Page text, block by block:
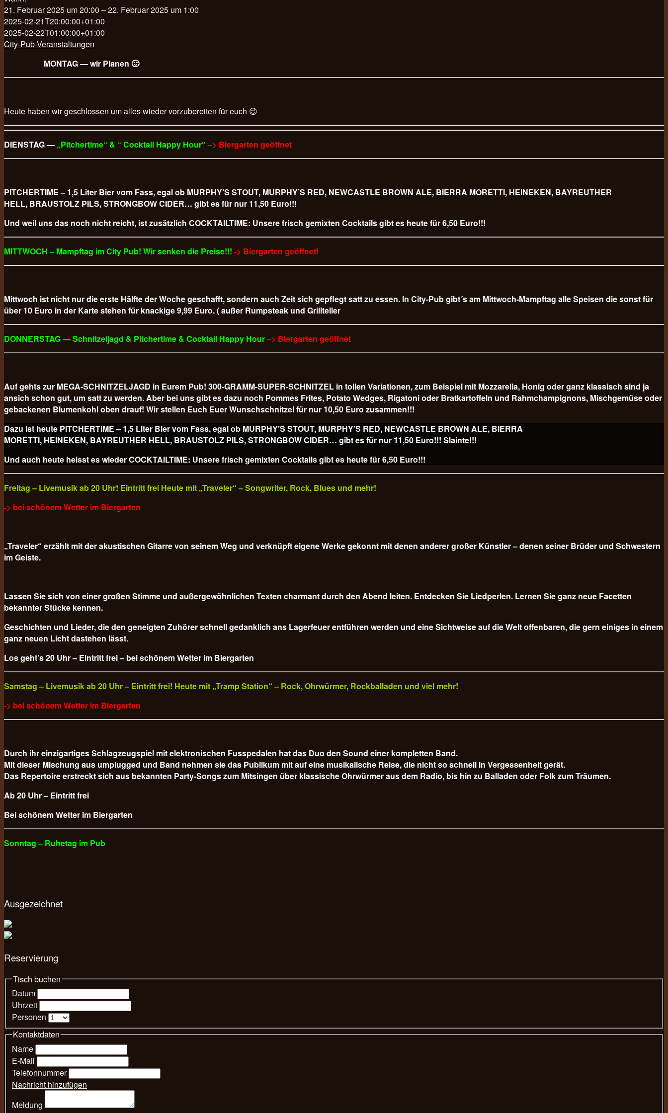
21. Februar 2025 um 20:00 – 22. Februar 2025 um 1:00
2025-02-21T20:00:00+01:00
2025-02-22T01:00:00+01:00
City-Pub-Veranstaltungen
MONTAG — wir Planen 🙂
Heute haben wir geschlossen um alles wieder vorzubereiten für euch 😉
DIENSTAG — „Pitchertime“ & “ Cocktail Happy Hour“–> Biergarten geöffnet
PITCHERTIME – 1,5 Liter Bier vom Fass, egal ob MURPHY’S STOUT, MURPHY’S RED, NEWCASTLE BROWN ALE, BIERRA MORETTI, HEINEKEN, BAYREUTHER
HELL, BRAUSTOLZ PILS, STRONGBOW CIDER… gibt es für nur 11,50 Euro!!!
Und weil uns das noch nicht reicht, ist zusätzlich COCKTAILTIME: Unsere frisch gemixten Cocktails gibt es heute für 6,50 Euro!!!
MITTWOCH – Mampftag im City Pub! Wir senken die Preise!!! -> Biergarten geöffnet!
Mittwoch ist nicht nur die erste Hälfte der Woche geschafft, sondern auch Zeit sich gepflegt satt zu essen. In City-Pub gibt´s am Mittwoch-Mampftag alle Speisen die sonst für
über 10 Euro in der Karte stehen für knackige 9,99 Euro. ( außer Rumpsteak und Grillteller
DONNERSTAG — Schnitzeljagd & Pitchertime & Cocktail Happy Hour–> Biergarten geöffnet
Auf gehts zur MEGA-SCHNITZELJAGD in Eurem Pub! 300-GRAMM-SUPER-SCHNITZEL in tollen Variationen, zum Beispiel mit Mozzarella, Honig oder ganz klassisch sind ja
ansich schon gut, um satt zu werden. Aber bei uns gibt es dazu noch Pommes Frites, Potato Wedges, Rigatoni oder Bratkartoffeln und Rahmchampignons, Mischgemüse oder
gebackenen Blumenkohl oben drauf! Wir stellen Euch Euer Wunschschnitzel für nur 10,50 Euro zusammen!!!
Dazu ist heute PITCHERTIME – 1,5 Liter Bier vom Fass, egal ob MURPHY’S STOUT, MURPHY’S RED, NEWCASTLE BROWN ALE, BIERRA
MORETTI, HEINEKEN, BAYREUTHER HELL, BRAUSTOLZ PILS, STRONGBOW CIDER… gibt es für nur 11,50 Euro!!! Slainte!!!
Und auch heute heisst es wieder COCKTAILTIME: Unsere frisch gemixten Cocktails gibt es heute für6,50 Euro!!!
Freitag – Livemusik ab 20 Uhr! Eintritt frei Heute mit „Traveler“ – Songwriter, Rock, Blues und mehr!
-> bei schönem Wetter im Biergarten
„Traveler“ erzählt mit der akustischen Gitarre von seinem Weg und verknüpft eigene Werke gekonnt mit denen anderer großer Künstler – denen seiner Brüder und Schwestern
im Geiste.
Lassen Sie sich von einer großen Stimme und außergewöhnlichen Texten charmant durch den Abend leiten. Entdecken Sie Liedperlen. Lernen Sie ganz neue Facetten
bekannter Stücke kennen.
Geschichten und Lieder, die den geneigten Zuhörer schnell gedanklich ans Lagerfeuer entführen werden und eine Sichtweise auf die Welt offenbaren, die gern einiges in einem
ganz neuen Licht dastehen lässt.
Los geht’s 20 Uhr – Eintritt frei – bei schönem Wetter im Biergarten
Samstag – Livemusik ab 20 Uhr – Eintritt frei! Heute mit „Tramp Station“ – Rock, Ohrwürmer, Rockballaden und viel mehr!
-> bei schönem Wetter im Biergarten
Durch ihr einzigartiges Schlagzeugspiel mit elektronischen Fusspedalen hat das Duo den Sound einer kompletten Band.
Mit dieser Mischung aus umplugged und Band nehmen sie das Publikum mit auf eine musikalische Reise, die nicht so schnell in Vergessenheit gerät.
Das Repertoire erstreckt sich aus bekannten Party-Songs zum Mitsingen über klassische Ohrwürmer aus dem Radio, bis hin zu Balladen oder Folk zum Träumen.
Ab 20 Uhr – Eintritt frei
Bei schönem Wetter im Biergarten
Sonntag – Ruhetag im Pub
Ausgezeichnet
Reservierung
Tisch buchen
Datum
Uhrzeit
Personen
Kontaktdaten
Name
E-Mail
Telefonnummer
Nachricht hinzufügen
Meldung